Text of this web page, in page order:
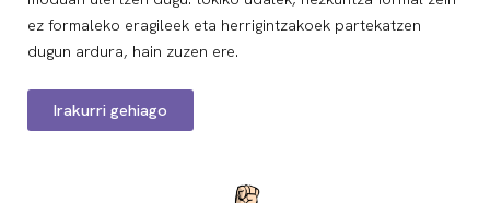
ez formaleko eragileek eta herrigintzakoek partekatzen
dugun ardura, hain zuzen ere.
Irakurri gehiago